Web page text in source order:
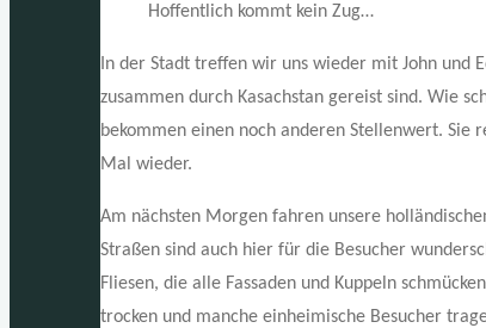
Hoffentlich kommt kein Zug…
In der Stadt treffen wir uns wieder mit John und
zusammen durch Kasachstan gereist sind. Wie
bekommen einen noch anderen Stellenwert.
Mal wieder.
Am nächsten Morgen fahren unsere
Straßen sind auch hier für die Besucher
Fliesen, die alle Fassaden und Kuppeln
trocken und manche einheimische Besucher